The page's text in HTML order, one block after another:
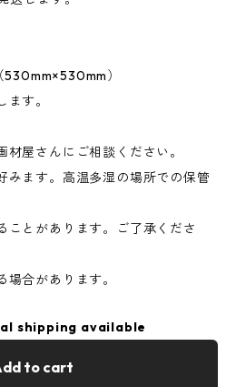
）
す。
屋さんにご相談ください。
ます。高温多湿の場所での保管
とがあります。ご了承くださ
合があります。
shipping available
to cart